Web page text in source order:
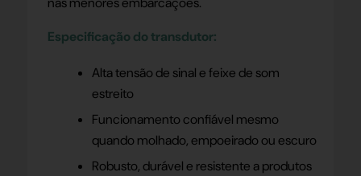
Especificação do transdutor:
Alta tensão de sinal e feixe de som
estreito
Funcionamento confiável mesmo
quando molhado, empoeirado ou escuro
Robusto, durável e resistente a produtos